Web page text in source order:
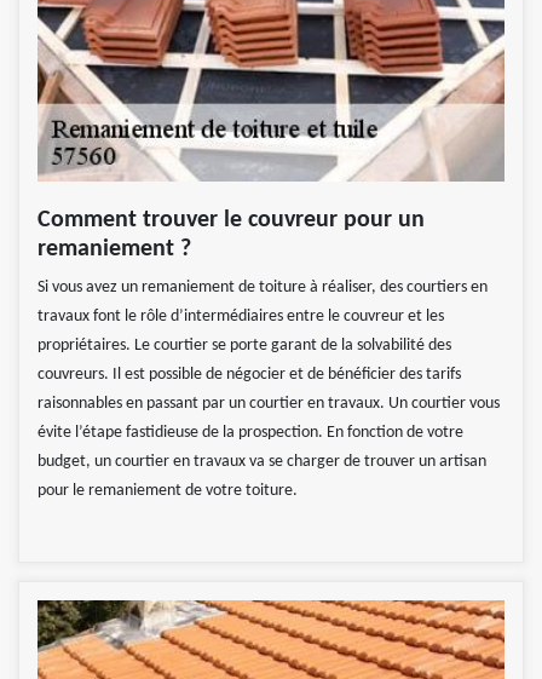
Comment trouver le couvreur pour un
remaniement ?
Si vous avez un remaniement de toiture à réaliser, des courtiers en
travaux font le rôle d’intermédiaires entre le couvreur et les
propriétaires. Le courtier se porte garant de la solvabilité des
couvreurs. Il est possible de négocier et de bénéficier des tarifs
raisonnables en passant par un courtier en travaux. Un courtier vous
évite l’étape fastidieuse de la prospection. En fonction de votre
budget, un courtier en travaux va se charger de trouver un artisan
pour le remaniement de votre toiture.